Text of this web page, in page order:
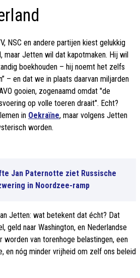
NSC en andere partijen kiest gelukkig
maar Jetten wil dat kapotmaken. Hij wil
boekhouden – hij noemt het zelfs
– en dat we in plaats daarvan miljarden
gooien, zogenaamd omdat "de
op volle toeren draait". Echt?
in Oekraïne, maar volgens Jetten
worden.
Jan Paternotte ziet Russische
in Noordzee-ramp
Jetten: wat betekent dat écht? Dat
geld naar Washington, en Nederlandse
van torenhoge belastingen, een
en nóg minder vrijheid om zelf ons beleid